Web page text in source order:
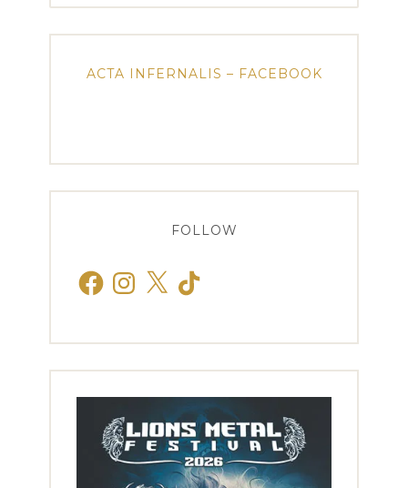
ACTA INFERNALIS – FACEBOOK
FOLLOW
FacebookInstagram
X TikTok